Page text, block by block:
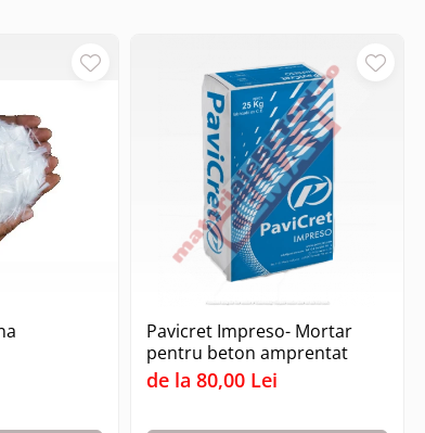
Pavicret Impreso- Mortar
pentru beton amprentat
de la 80,00 Lei